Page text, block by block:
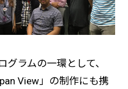
グラムの一環として、
View」の制作にも携